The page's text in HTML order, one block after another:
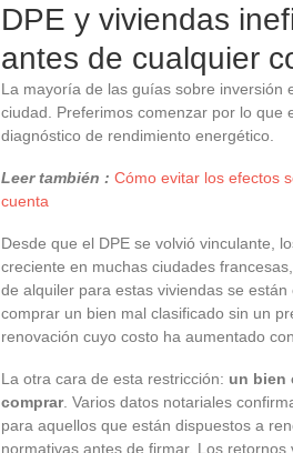
DPE y viviendas
antes de cualquier
La mayoría de las guías sobre inversión
ciudad. Preferimos comenzar por lo que
diagnóstico de rendimiento energético.
Leer también : Cómo evitar los efectos
cuenta
Desde que el DPE se volvió vinculante,
creciente en muchas ciudades
de alquiler para estas viviendas se
comprar un bien mal clasificado sin un
renovación cuyo costo ha aumentado
La otra cara de esta restricción: un bien
comprar. Varios datos notariales
para aquellos que están dispuestos a
normativas antes de firmar. Los